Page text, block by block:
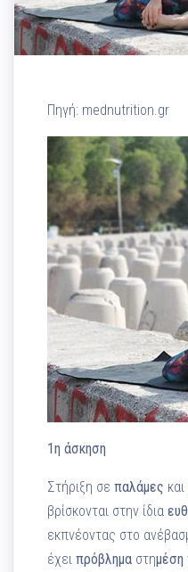
Πηγή: mednutrition.gr
1η άσκηση
Στήριξη σεπαλάμες και
βρίσκονται στην ίδια
εκπνέοντας στο
έχειπρόβλημα στημέση